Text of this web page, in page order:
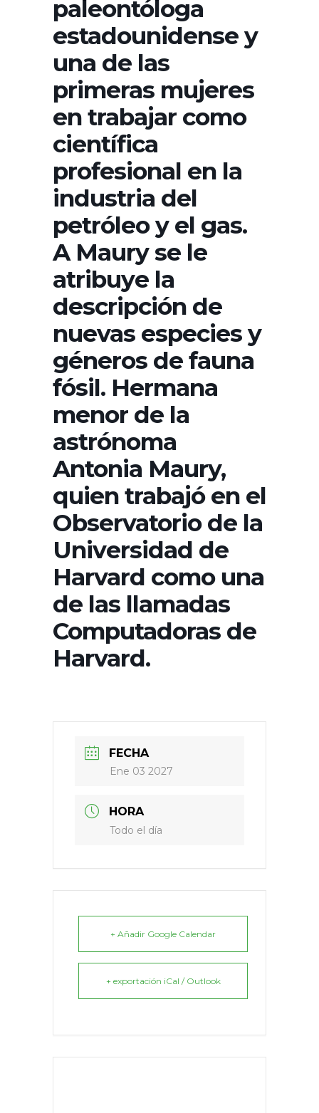
paleontóloga
estadounidense y
una de las
primeras mujeres
en trabajar como
científica
profesional en la
industria del
petróleo y el gas.
A Maury se le
atribuye la
descripción de
nuevas especies y
géneros de fauna
fósil. Hermana
menor de la
astrónoma
Antonia Maury,
quien trabajó en el
Observatorio de la
Universidad de
Harvard como una
de las llamadas
Computadoras de
Harvard.
FECHA
Ene 03 2027
HORA
Todo el día
+ Añadir Google Calendar
+ exportación iCal / Outlook